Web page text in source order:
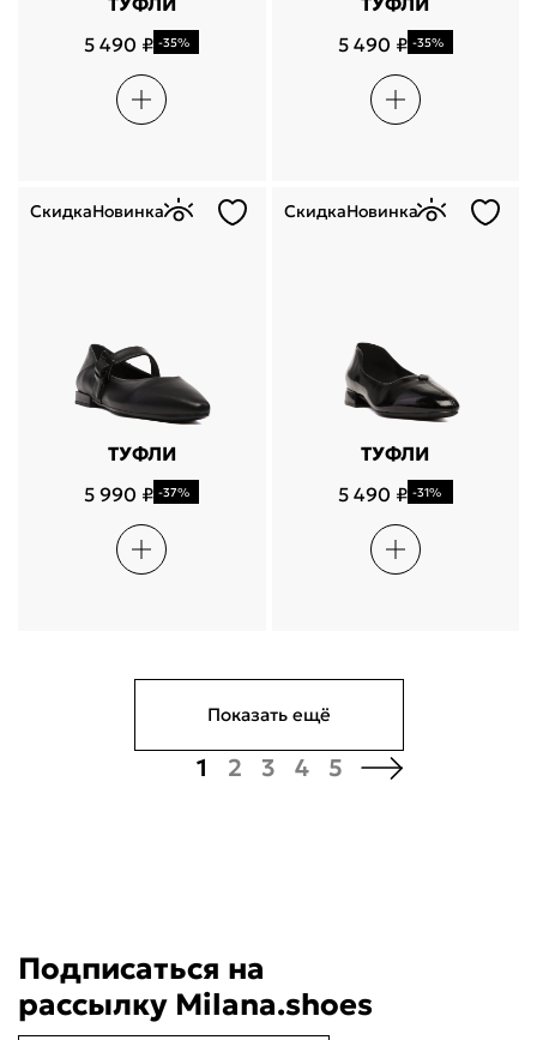
5 490 ₽ -35%
5 490 ₽ -35%
ТУФЛИ
5 990 ₽ -37%
СкидкаНовинка
ТУФЛИ
5 490 ₽ -31%
СкидкаНовинка
Показать ещё
1 2 3 4 5
Подписаться на
рассылку Milana.shoes